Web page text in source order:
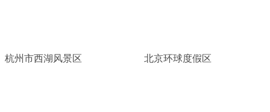
杭州市西湖风景区 北京环球度假区